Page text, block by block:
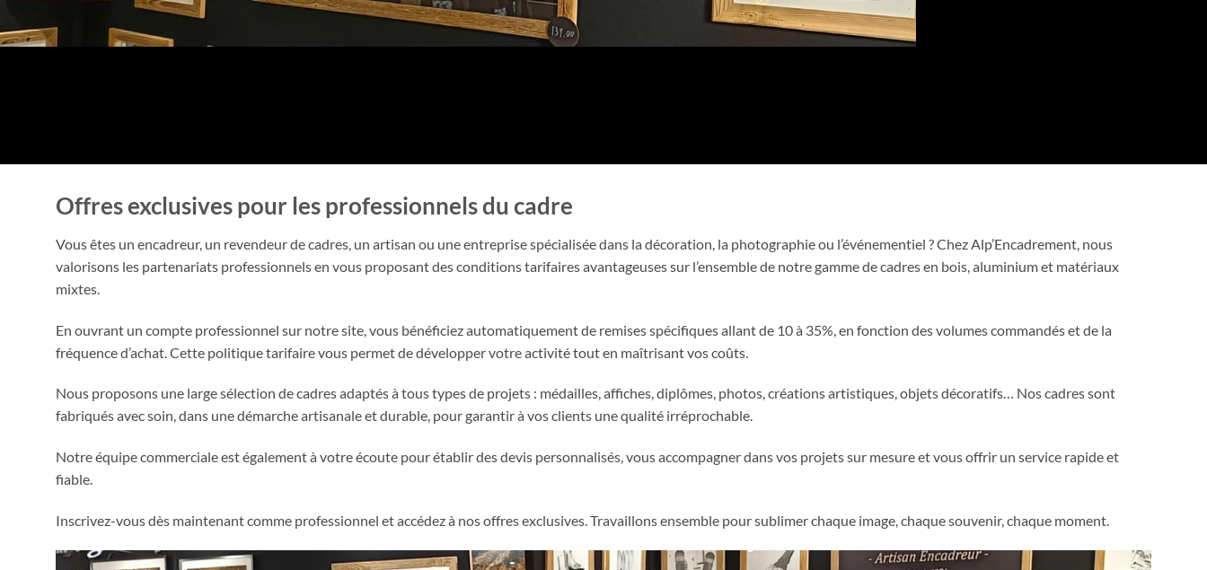
Offres exclusives pour les professionnels du cadre
Vous êtes un encadreur, un revendeur de cadres, un artisan ou une entreprise spécialisée dans la décoration, la photographie ou l’événementiel ? Chez Alp’Encadrement, nous
valorisons les partenariats professionnels en vous proposant des conditions tarifaires avantageuses sur l’ensemble de notre gamme de cadres en bois, aluminium et matériaux
mixtes.
En ouvrant un compte professionnel sur notre site, vous bénéficiez automatiquement de remises spécifiques allant de 10 à 35%, en fonction des volumes commandés et de la
fréquence d’achat. Cette politique tarifaire vous permet de développer votre activité tout en maîtrisant vos coûts.
Nous proposons une large sélection de cadres adaptés à tous types de projets : médailles, affiches, diplômes, photos, créations artistiques, objets décoratifs… Nos cadres sont
fabriqués avec soin, dans une démarche artisanale et durable, pour garantir à vos clients une qualité irréprochable.
Notre équipe commerciale est également à votre écoute pour établir des devis personnalisés, vous accompagner dans vos projets sur mesure et vous offrir un service rapide et
fiable.
Inscrivez-vous dès maintenant comme professionnel et accédez à nos offres exclusives. Travaillons ensemble pour sublimer chaque image, chaque souvenir, chaque moment.